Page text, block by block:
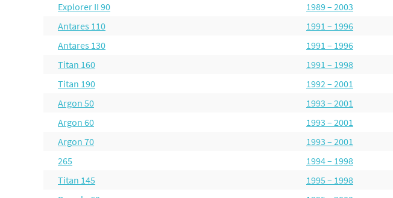
Explorer II 90
1989 – 2003
Antares 110
1991 – 1996
Antares 130
1991 – 1996
Titan 160
1991 – 1998
Titan 190
1992 – 2001
Argon 50
1993 – 2001
Argon 60
1993 – 2001
Argon 70
1993 – 2001
265
1994 – 1998
Titan 145
1995 – 1998